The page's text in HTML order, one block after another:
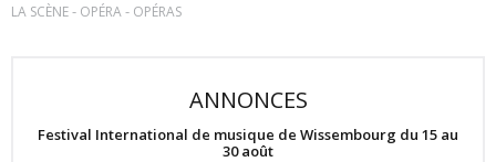
LA SCÈNE- OPÉRA- OPÉRAS
ANNONCES
Festival International de musique de Wissembourg du 15 au
30 août